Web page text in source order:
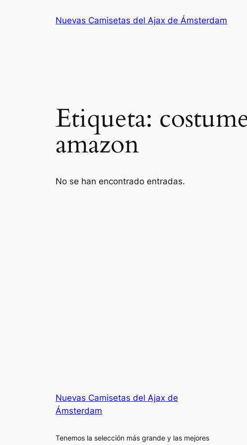
Nuevas Camisetas del Ajax de Ámsterdam
Etiqueta:
amazon
No se han encontrado entradas.
Nuevas Camisetas del Ajax de
Ámsterdam
Tenemos la selección más grande y las mejores